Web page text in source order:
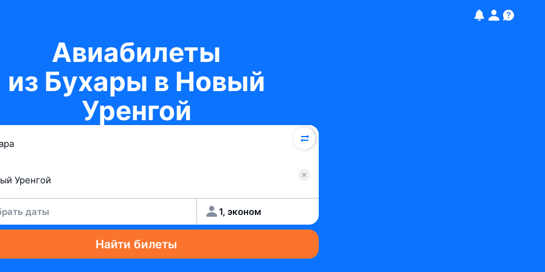
Авиабилеты
из Бухары в Новый
Уренгой
даты 1, эконом
Найти билеты